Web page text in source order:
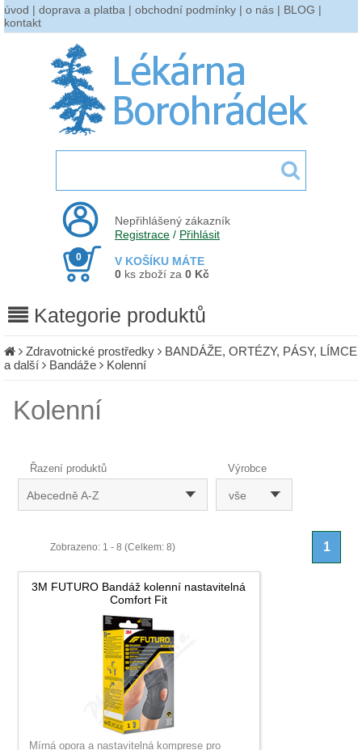
úvod | doprava a platba | obchodní podmínky | o nás | BLOG |
kontakt
Nepřihlášený zákazník
Registrace / Přihlásit
V KOŠÍKU MÁTE
0
0 ks zboží za 0 Kč
Kategorie produktů
Zdravotnické prostředky
BANDÁŽE, ORTÉZY, PÁSY, LÍMCE
a další
Bandáže Kolenní
Kolenní
Řazení produktů
Abecedně A-Z
Výrobce
vše
Zobrazeno: 1 - 8 (Celkem: 8) 1
3M FUTURO Bandáž kolenní nastavitelná
Comfort Fit
Mírná opora a nastavitelná komprese pro